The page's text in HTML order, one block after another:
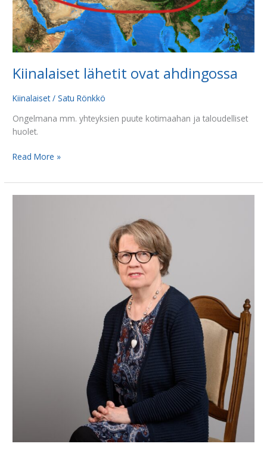
Kiinalaiset lähetit ovat ahdingossa
Kiinalaiset/Satu Rönkkö
Ongelmana mm. yhteyksien puute kotimaahan ja taloudelliset
huolet.
Read More »